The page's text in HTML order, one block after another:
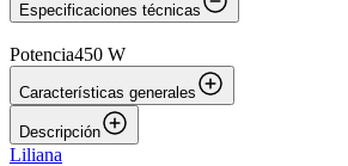
Especificaciones técnicas
Potencia450 W
Características generales
Descripción
Liliana